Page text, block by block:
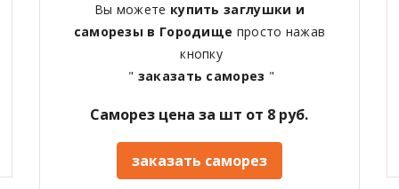
Вы можете купить заглушки и
саморезы в Городище просто нажав
кнопку
" заказать саморез "
Саморез цена за шт от 8 руб.
заказать саморез